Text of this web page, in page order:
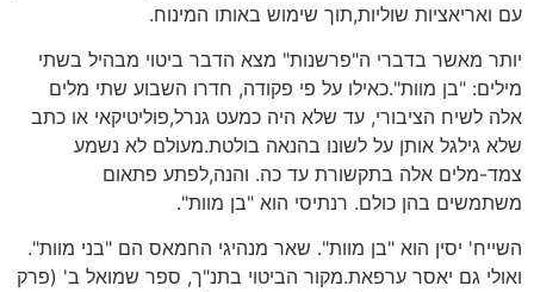
עם ואריאציות שוליות,תוך שימוש באותו המינוח.
יותר מאשר בדברי ה"פרשנות" מצא הדבר ביטוי מבהיל בשתי
מילים: "בן מוות".כאילו על פי פקודה, חדרו השבוע שתי מלים
אלה לשיח הציבורי, עד שלא היה כמעט גנרל,פוליטיקאי או כתב
שלא גילגל אותן על לשונו בהנאה בולטת.מעולם לא נשמע
צמד-מלים אלה בתקשורת עד כה. והנה,לפתע פתאום
משתמשים בהן כולם. רנתיסי הוא "בן מוות".
השייח' יסין הוא "בן מוות". שאר מנהיגי החמאס הם "בני מוות".
ואולי גם יאסר ערפאת.מקור הביטוי בתנ"ך, ספר שמואל ב' (פרק